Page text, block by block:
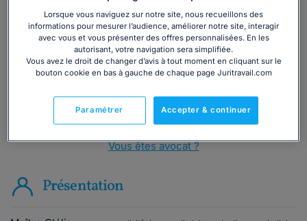
téléphone ?
Consulter immédiatement
ou appelez le 01 75 75 42 33 (8h à 21h du lundi au
vendredi)
Vous êtes avocat ?
Présentation
Lorsque vous naviguez sur notre site, nous recueillons des
informations pour mesurer l’audience, améliorer notre site, interagir
avec vous et vous présenter des offres personnalisées. En les
autorisant, votre navigation sera simplifiée.
Vous avez le droit de changer d’avis à tout moment en cliquant sur le
bouton cookie en bas à gauche de chaque page Juritravail.com
Accepter & continuer
Paramétrer